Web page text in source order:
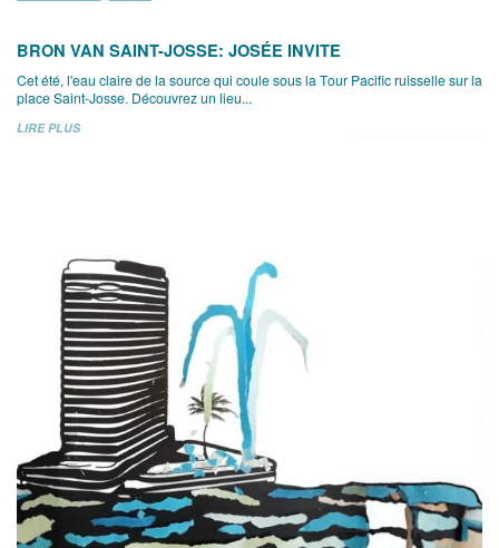
BRON VAN SAINT-JOSSE: JOSÉE INVITE
Cet été, l'eau claire de la source qui coule sous la Tour Pacific ruisselle sur la
place Saint-Josse. Découvrez un lieu...
LIRE PLUS